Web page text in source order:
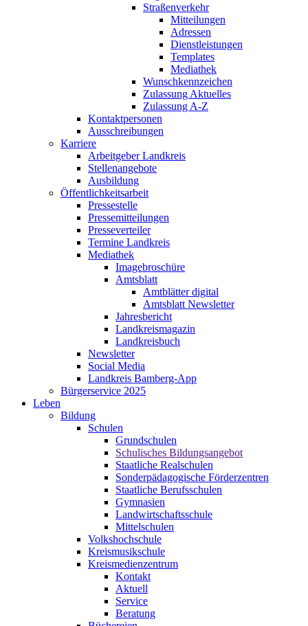
Straßenverkehr
Mitteilungen
Adressen
Dienstleistungen
Templates
Mediathek
Wunschkennzeichen
Zulassung Aktuelles
Zulassung A-Z
Kontaktpersonen
Ausschreibungen
Karriere
Arbeitgeber Landkreis
Stellenangebote
Ausbildung
Öffentlichkeitsarbeit
Pressestelle
Pressemitteilungen
Presseverteiler
Termine Landkreis
Mediathek
Imagebroschüre
Amtsblatt
Amtblätter digital
Amtsblatt Newsletter
Jahresbericht
Landkreismagazin
Landkreisbuch
Newsletter
Social Media
Landkreis Bamberg-App
Bürgerservice 2025
Leben
Bildung
Schulen
Grundschulen
Schulisches Bildungsangebot
Staatliche Realschulen
Sonderpädagogische Förderzentren
Staatliche Berufsschulen
Gymnasien
Landwirtschaftsschule
Mittelschulen
Volkshochschule
Kreismusikschule
Kreismedienzentrum
Kontakt
Aktuell
Service
Beratung